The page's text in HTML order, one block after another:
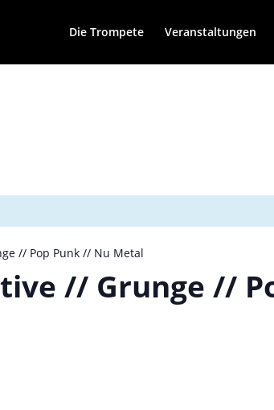
Die Trompete Veranstaltungen
// Pop Punk // Nu Metal
// Grunge //